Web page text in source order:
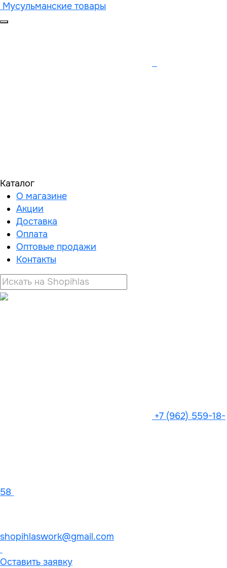
Мусульманские товары
Каталог
О магазине
Акции
Доставка
Оплата
Оптовые продажи
Контакты
+7 (962) 559-18-
58
shopihlaswork@gmail.com
Оставить заявку